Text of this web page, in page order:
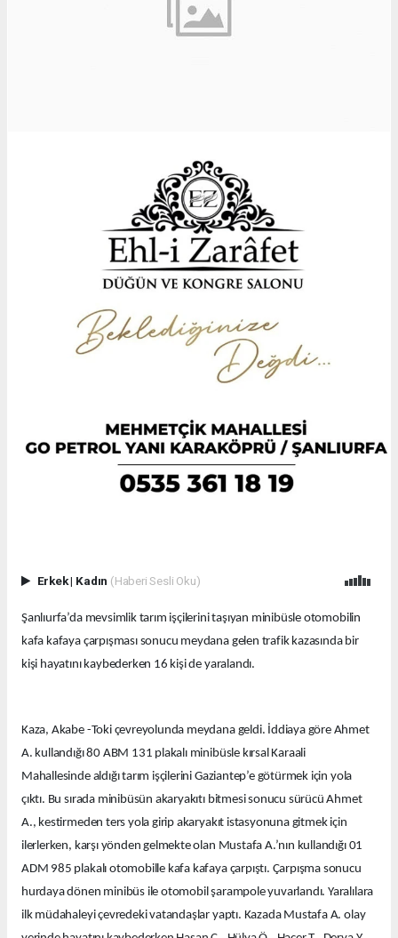
Erkek| Kadın (Haberi Sesli Oku)
Şanlıurfa’da mevsimlik tarım işçilerini taşıyan minibüsle otomobilin
kafa kafaya çarpışması sonucu meydana gelen trafik kazasında bir
kişi hayatını kaybederken 16 kişi de yaralandı.
Kaza, Akabe -Toki çevreyolunda meydana geldi. İddiaya göre Ahmet
A. kullandığı 80 ABM 131 plakalı minibüsle kırsal Karaali
Mahallesinde aldığı tarım işçilerini Gaziantep’e götürmek için yola
çıktı. Bu sırada minibüsün akaryakıtı bitmesi sonucu sürücü Ahmet
A., kestirmeden ters yola girip akaryakıt istasyonuna gitmek için
ilerlerken, karşı yönden gelmekte olan Mustafa A.’nın kullandığı 01
ADM 985 plakalı otomobille kafa kafaya çarpıştı. Çarpışma sonucu
hurdaya dönen minibüs ile otomobil şarampole yuvarlandı. Yaralılara
ilk müdahaleyi çevredeki vatandaşlar yaptı. Kazada Mustafa A. olay